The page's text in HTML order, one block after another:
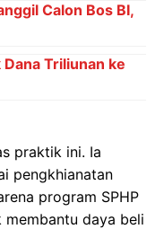
Calon Bos BI,
Triliunan ke
praktik ini. Ia
pengkhianatan
program SPHP
daya beli